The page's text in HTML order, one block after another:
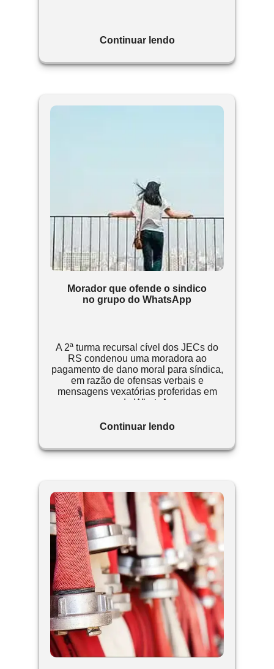
Continuar lendo
Morador que ofende o sindico
no grupo do WhatsApp
A 2ª turma recursal cível dos JECs do
RS condenou uma moradora ao
pagamento de dano moral para síndica,
em razão de ofensas verbais e
mensagens vexatórias proferidas em
grupo de WhatsApp.
Continuar lendo